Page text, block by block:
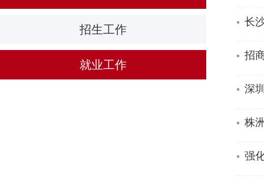
招生工作
就业工作
长
招
深
株
强